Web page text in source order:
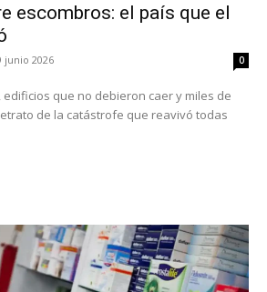
escombros: el país que el
junio 2026 0
edificios que no debieron caer y miles de
de la catástrofe que reavivó todas